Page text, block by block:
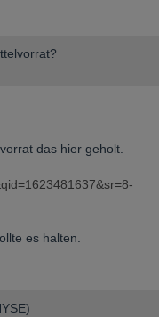
das hier geholt.
es halten.